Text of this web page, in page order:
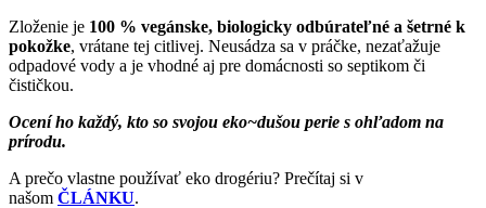
Zloženie je 100 % vegánske, biologicky odbúrateľné a šetrné k
pokožke, vrátane tej citlivej. Neusádza sa v práčke, nezaťažuje
odpadové vody a je vhodné aj pre domácnosti so septikom či
čističkou.
Ocení ho každý, kto so svojou eko~dušou perie s ohľadom na
prírodu.
A prečo vlastne používať eko drogériu? Prečítaj si v
našom ČLÁNKU.